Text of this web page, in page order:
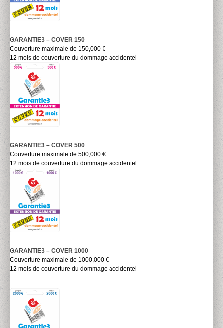
GARANTIE3 – COVER 150
Couverture maximale de 150,000 €
12 mois de couverture du dommage accidentel
GARANTIE3 – COVER 500
Couverture maximale de 500,000 €
12 mois de couverture du dommage accidentel
GARANTIE3 – COVER 1000
Couverture maximale de 1000,000 €
12 mois de couverture du dommage accidentel